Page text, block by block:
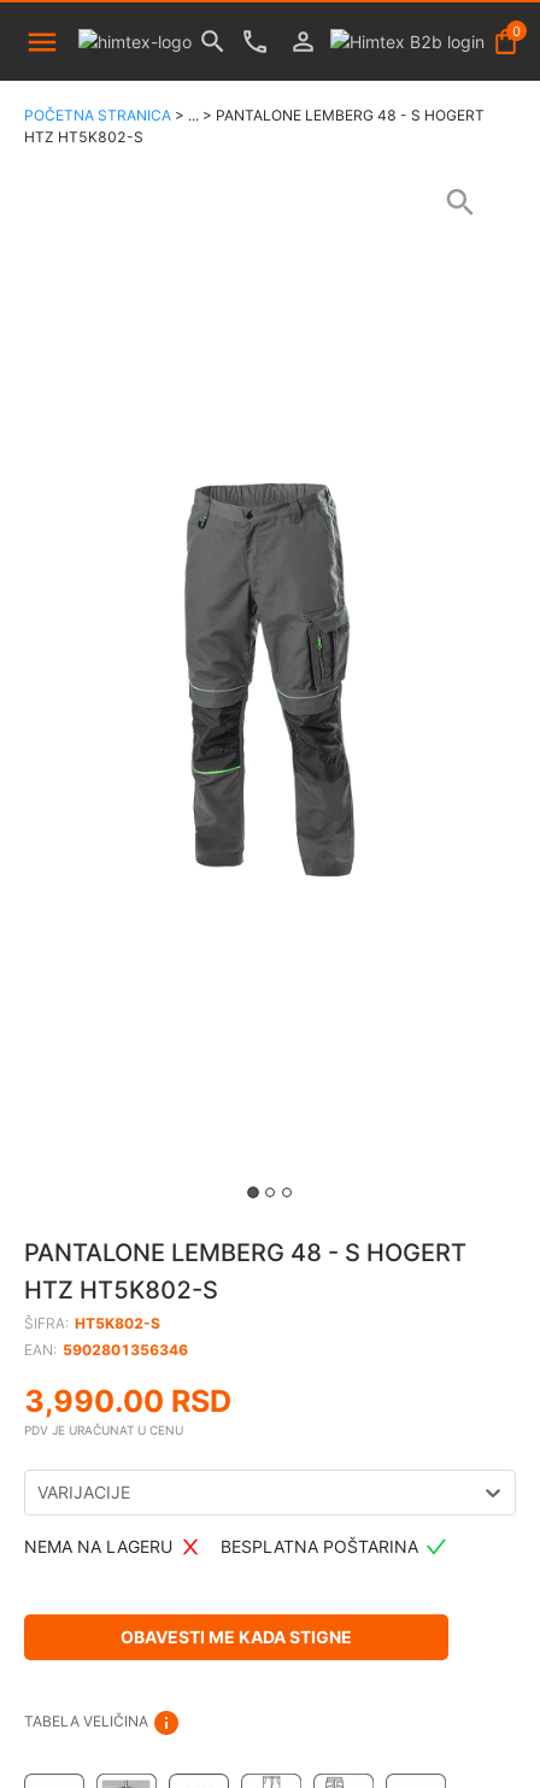
0
POČETNA STRANICA > ... > PANTALONE LEMBERG 48 - S HOGERT
HTZ HT5K802-S
PANTALONE LEMBERG 48 - S HOGERT
HTZ HT5K802-S
ŠIFRA: HT5K802-S
EAN: 5902801356346
3,990.00 RSD
PDV JE URAČUNAT U CENU
VARIJACIJE
NEMA NA LAGERU BESPLATNA POŠTARINA
OBAVESTI ME KADA STIGNE
TABELA VELIČINA